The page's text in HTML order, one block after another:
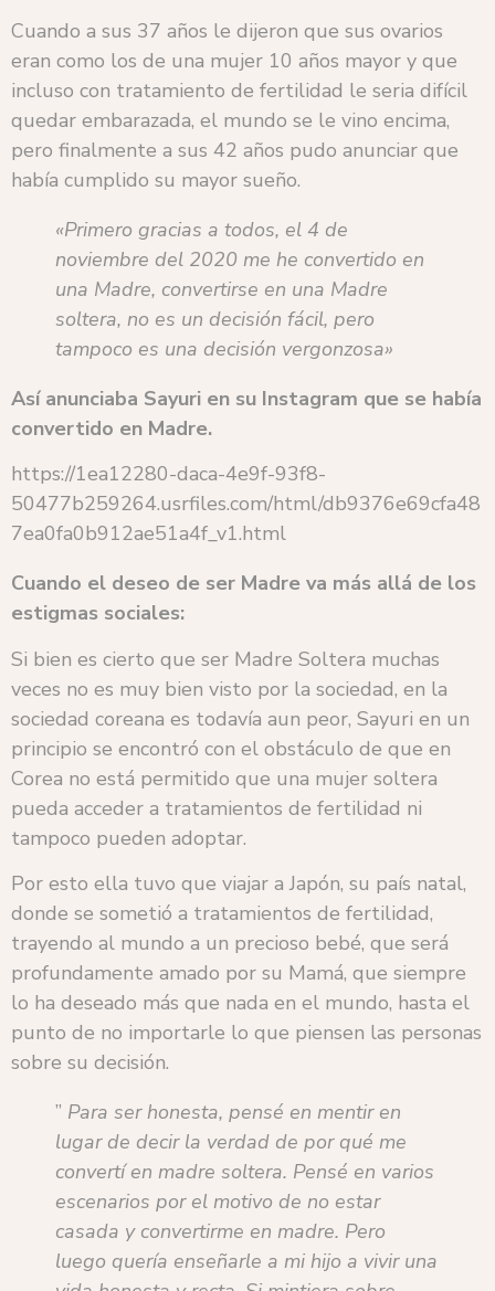
Cuando a sus 37 años le dijeron que sus ovarios
eran como los de una mujer 10 años mayor y que
incluso con tratamiento de fertilidad le seria difícil
quedar embarazada, el mundo se le vino encima,
pero finalmente a sus 42 años pudo anunciar que
había cumplido su mayor sueño.
«Primero gracias a todos, el 4 de
noviembre del 2020 me he convertido en
una Madre, convertirse en una Madre
soltera, no es un decisión fácil, pero
tampoco es una decisión vergonzosa»
Así anunciaba Sayuri en su Instagram que se había
convertido en Madre.
https://1ea12280-daca-4e9f-93f8-
50477b259264.usrfiles.com/html/db9376e69cfa48
7ea0fa0b912ae51a4f_v1.html
Cuando el deseo de ser Madre va más allá de los
estigmas sociales:
Si bien es cierto que ser Madre Soltera muchas
veces no es muy bien visto por la sociedad, en la
sociedad coreana es todavía aun peor, Sayuri en un
principio se encontró con el obstáculo de que en
Corea no está permitido que una mujer soltera
pueda acceder a tratamientos de fertilidad ni
tampoco pueden adoptar.
Por esto ella tuvo que viajar a Japón, su país natal,
donde se sometió a tratamientos de fertilidad,
trayendo al mundo a un precioso bebé, que será
profundamente amado por su Mamá, que siempre
lo ha deseado más que nada en el mundo, hasta el
punto de no importarle lo que piensen las personas
sobre su decisión.
” Para ser honesta, pensé en mentir en
lugar de decir la verdad de por qué me
convertí en madre soltera. Pensé en varios
escenarios por el motivo de no estar
casada y convertirme en madre. Pero
luego quería enseñarle a mi hijo a vivir una